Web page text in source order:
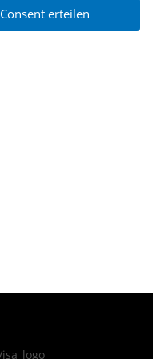
Consent erteilen